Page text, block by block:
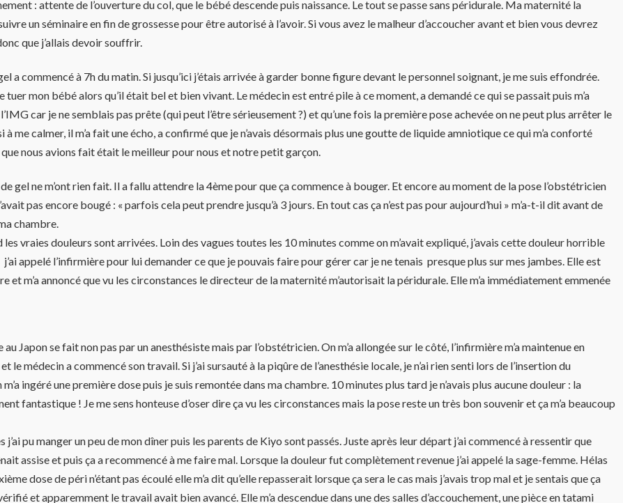
: attente de l’ouverture du col, que le bébé descende puis naissance. Le tout se passe sans péridurale. Ma maternité la
un séminaire en fin de grossesse pour être autorisé à l’avoir. Si vous avez le malheur d’accoucher avant et bien vous devrez
que j’allais devoir souffrir.
a commencé à 7h du matin. Si jusqu’ici j’étais arrivée à garder bonne figure devant le personnel soignant, je me suis effondrée.
tuer mon bébé alors qu’il était bel et bien vivant. Le médecin est entré pile à ce moment, a demandé ce qui se passait puis m’a
car je ne semblais pas prête (qui peut l’être sérieusement ?) et qu’une fois la première pose achevée on ne peut plus arrêter le
à me calmer, il m’a fait une écho, a confirmé que je n’avais désormais plus une goutte de liquide amniotique ce qui m’a conforté
nous avions fait était le meilleur pour nous et notre petit garçon.
gel ne m’ont rien fait. Il a fallu attendre la 4ème pour que ça commence à bouger. Et encore au moment de la pose l’obstétricien
pas encore bougé : « parfois cela peut prendre jusqu’à 3 jours. En tout cas ça n’est pas pour aujourd’hui » m’a-t-il dit avant de
chambre.
vraies douleurs sont arrivées. Loin des vagues toutes les 10 minutes comme on m’avait expliqué, j’avais cette douleur horrible
appelé l’infirmière pour lui demander ce que je pouvais faire pour gérer car je ne tenais presque plus sur mes jambes. Elle est
et m’a annoncé que vu les circonstances le directeur de la maternité m’autorisait la péridurale. Elle m’a immédiatement emmenée
Japon se fait non pas par un anesthésiste mais par l’obstétricien. On m’a allongée sur le côté, l’infirmière m’a maintenue en
le médecin a commencé son travail. Si j’ai sursauté à la piqûre de l’anesthésie locale, je n’ai rien senti lors de l’insertion du
ingéré une première dose puis je suis remontée dans ma chambre. 10 minutes plus tard je n’avais plus aucune douleur : la
fantastique ! Je me sens honteuse d’oser dire ça vu les circonstances mais la pose reste un très bon souvenir et ça m’a beaucoup
j’ai pu manger un peu de mon dîner puis les parents de Kiyo sont passés. Juste après leur départ j’ai commencé à ressentir que
assise et puis ça a recommencé à me faire mal. Lorsque la douleur fut complètement revenue j’ai appelé la sage-femme. Hélas
dose de péri n’étant pas écoulé elle m’a dit qu’elle repasserait lorsque ça sera le cas mais j’avais trop mal et je sentais que ça
et apparemment le travail avait bien avancé. Elle m’a descendue dans une des salles d’accouchement, une pièce en tatami